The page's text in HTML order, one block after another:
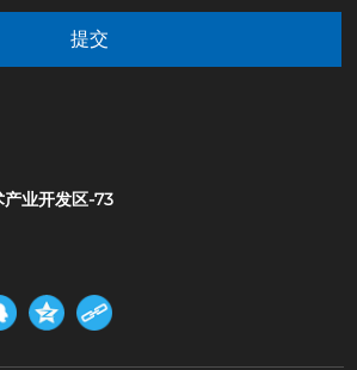
业开发区-73
提交